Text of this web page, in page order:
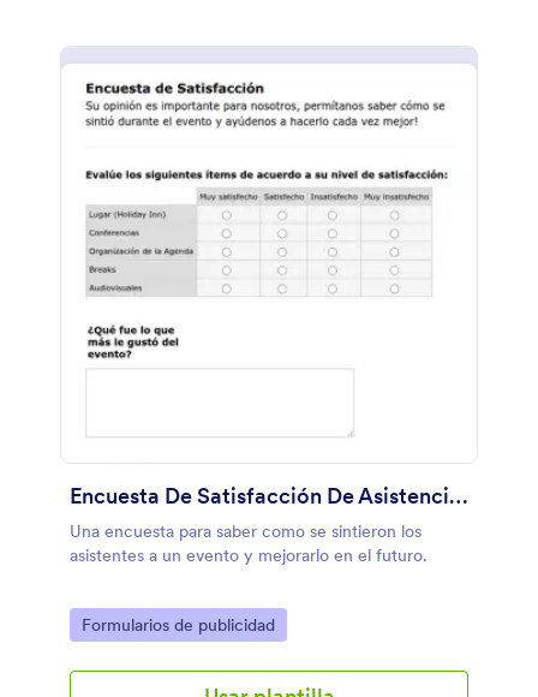
Encuesta De Satisfacción De Asistencia A Evento
Una encuesta para saber como se sintieron los
asistentes a un evento y mejorarlo en el futuro.
Go to Category:
Formularios de publicidad